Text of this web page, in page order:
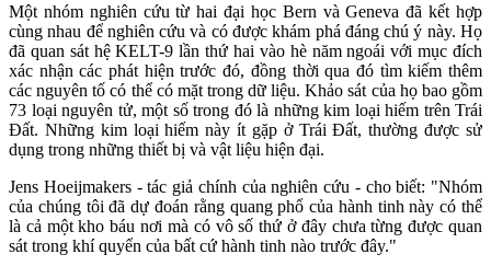
Một nhóm nghiên cứu từ hai đại học Bern và Geneva đã kết hợp
cùng nhau để nghiên cứu và có được khám phá đáng chú ý này. Họ
đã quan sát hệ KELT-9 lần thứ hai vào hè năm ngoái với mục đích
xác nhận các phát hiện trước đó, đồng thời qua đó tìm kiếm thêm
các nguyên tố có thể có mặt trong dữ liệu. Khảo sát của họ bao gồm
73 loại nguyên tử, một số trong đó là những kim loại hiếm trên Trái
Đất. Những kim loại hiếm này ít gặp ở Trái Đất, thường được sử
dụng trong những thiết bị và vật liệu hiện đại.
Jens Hoeijmakers - tác giả chính của nghiên cứu - cho biết: "Nhóm
của chúng tôi đã dự đoán rằng quang phổ của hành tinh này có thể
là cả một kho báu nơi mà có vô số thứ ở đây chưa từng được quan
sát trong khí quyển của bất cứ hành tinh nào trước đây."